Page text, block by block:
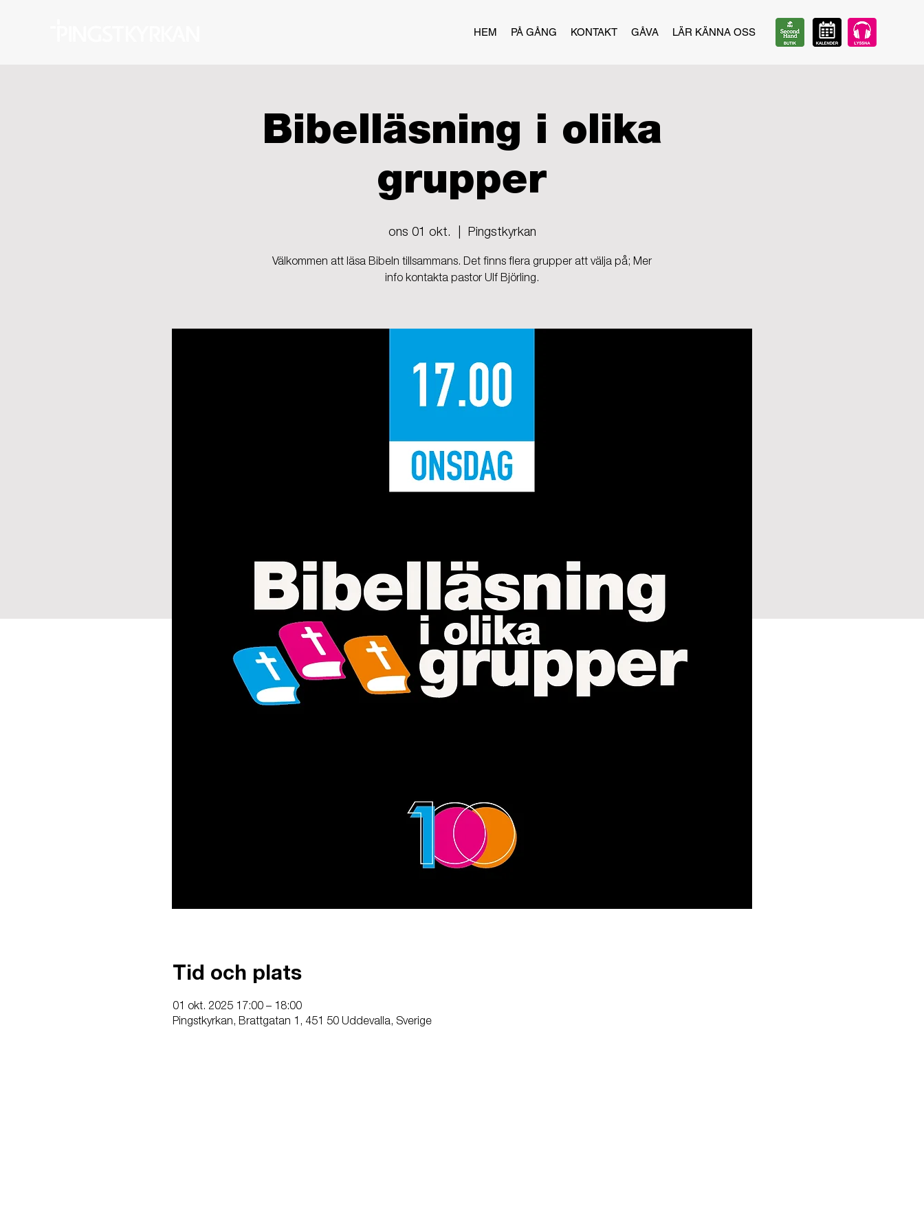
HEM PÅ GÅNG KONTAKT GÅVA LÄR KÄNNA OSS
Bibelläsning i olika
grupper
ons 01 okt. Pingstkyrkan
Välkommen att läsa Bibeln tillsammans. Det finns flera grupper att välja på; Mer
info kontakta pastor Ulf Björling.
Tid och plats
01 okt. 2025 17:00 – 18:00
Pingstkyrkan, Brattgatan 1, 451 50 Uddevalla, Sverige